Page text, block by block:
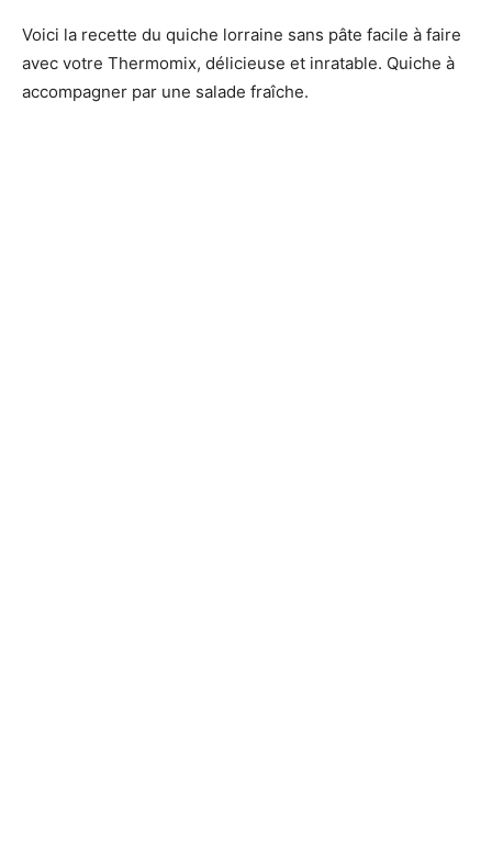
Voici la recette du quiche lorraine sans pâte facile à faire
avec votre Thermomix, délicieuse et inratable. Quiche à
accompagner par une salade fraîche.